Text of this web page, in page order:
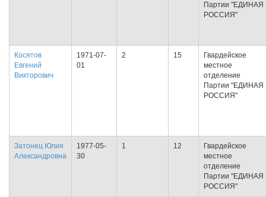
Партии "ЕДИНАЯ
РОССИЯ"
Косятов
Евгений
Викторович
1971-07-
01
2 15
Гвардейское
местное
отделение
Партии "ЕДИНАЯ
РОССИЯ"
Затонец Юлия
Александровна
1977-05-
30
1 12
Гвардейское
местное
отделение
Партии "ЕДИНАЯ
РОССИЯ"